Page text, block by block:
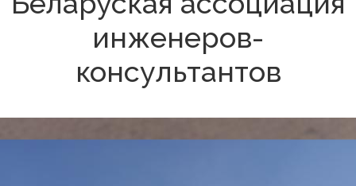
инженеров-
консультантов